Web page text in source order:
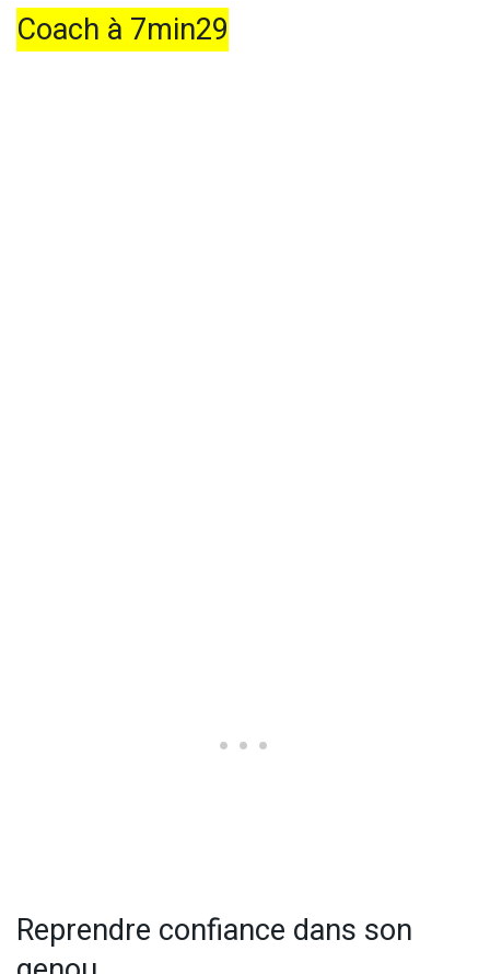
Coach à 7min29
Reprendre confiance dans son